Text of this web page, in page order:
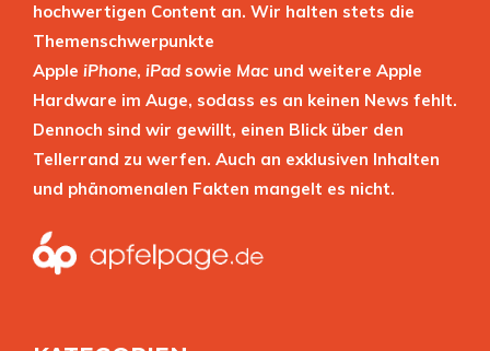
hochwertigen Content an. Wir halten stets die
Themenschwerpunkte
Apple iPhone, iPad sowie Mac und weitere Apple
Hardware im Auge, sodass es an keinen News fehlt.
Dennoch sind wir gewillt, einen Blick über den
Tellerrand zu werfen. Auch an exklusiven Inhalten
und phänomenalen Fakten mangelt es nicht.